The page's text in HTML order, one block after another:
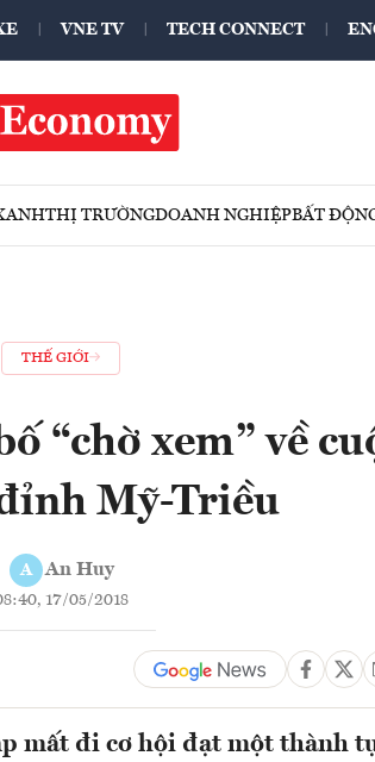
VNE TV TECH CONNECT
THỊ TRƯỜNGDOANH NGHIỆPBẤT
THẾ GIỚI
“chờ xem” về
Mỹ-Triều
A An Huy
17/05/2018
mất đi cơ hội đạt một thành